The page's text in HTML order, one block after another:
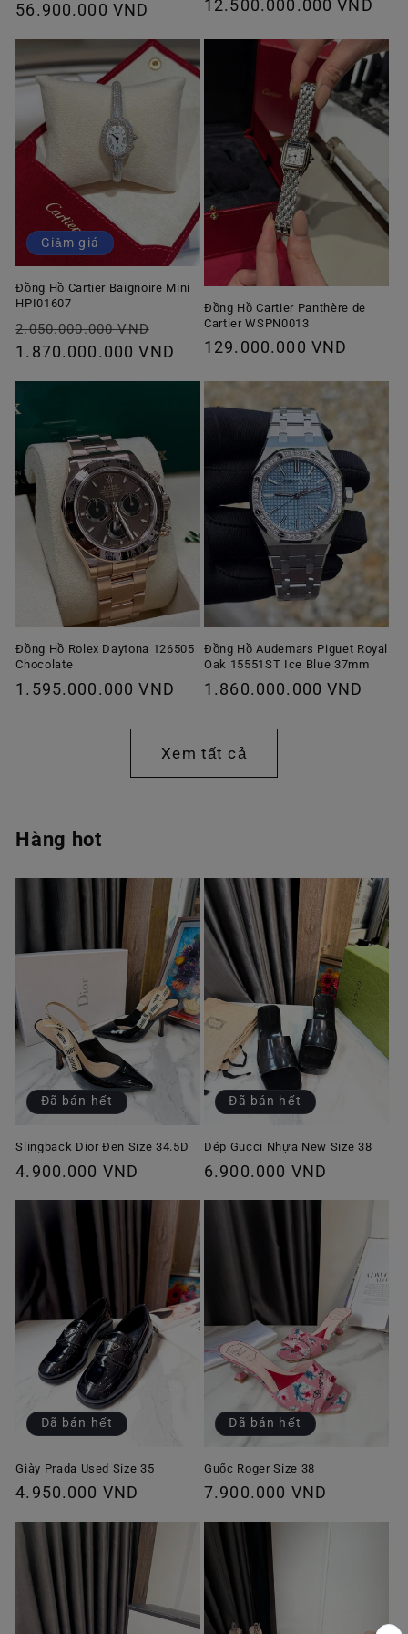
Giá
thường
56.900.000 VND
Giá
12.500.000.000 VND
Giảm giá
Đồng Hồ Cartier Baignoire Mini
HPI01607
Giá
thông
2.050.000.000 VND
ưu
1.870.000.000 VND
Đồng Hồ Cartier Panthère de
Cartier WSPN0013
Giá
thường
129.000.000 VND
Đồng Hồ Rolex Daytona 126505
Chocolate
Giá
1.595.000.000 VND
Đồng Hồ Audemars Piguet Royal
Oak 15551ST Ice Blue 37mm
Giá
thường
1.860.000.000 VND
Xem tất cả
Hàng hot
Đã bán hết
Slingback Dior Đen Size 34.5D
Giá
thường
4.900.000 VND
Đã bán hết
Dép Gucci Nhựa New Size 38
Giá
6.900.000 VND
Đã bán hết
Giày Prada Used Size 35
Giá
thường
4.950.000 VND
Đã bán hết
Guốc Roger Size 38
Giá
thường
7.900.000 VND